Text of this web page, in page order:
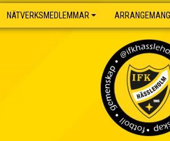
NÄTVERKSMEDLEMMAR ARRANGEMANG